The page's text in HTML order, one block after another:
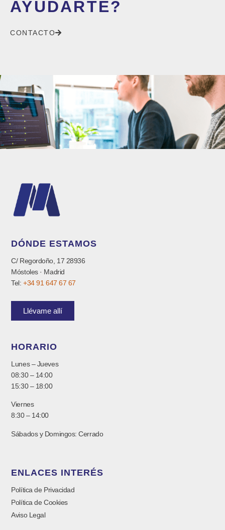
AYUDARTE?
CONTACTO
DÓNDE ESTAMOS
C/ Regordoño, 17 28936
Móstoles · Madrid
Tel:+34 91 647 67 67
Llévame allí
HORARIO
Lunes – Jueves
08:30 – 14:00
15:30 – 18:00
Viernes
8:30 – 14:00
Sábados y Domingos: Cerrado
ENLACES INTERÉS
Política de Privacidad
Política de Cookies
Aviso Legal